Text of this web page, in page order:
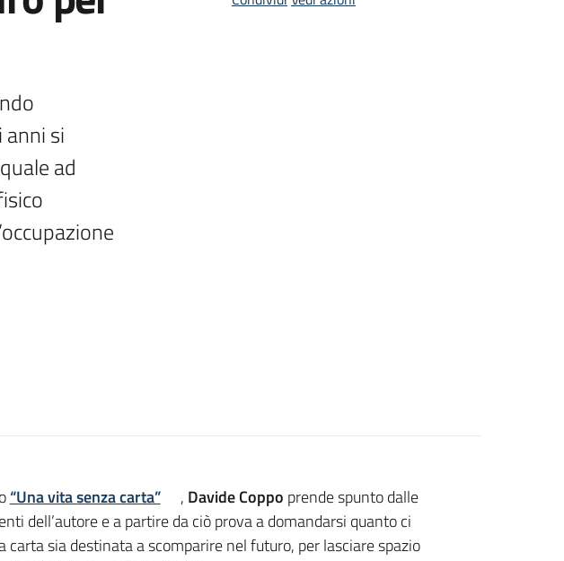
si
ad
“Una vita senza carta” , Davide Coppo prende spunto dalle
dell’autore e a partire da ciò prova a domandarsi quanto ci
carta sia destinata a scomparire nel futuro, per lasciare spazio